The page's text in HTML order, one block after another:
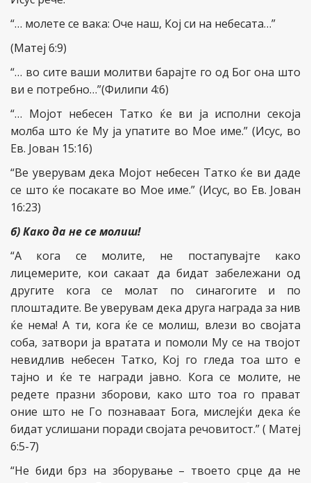
“… молете се вака: Оче наш, Кој си на небесата…”
(Матеј 6:9)
“… во сите ваши молитви барајте го од Бог она што
ви е потребно…”(Филипи 4:6)
“… Мојот небесен Татко ќе ви ја исполни секоја
молба што ќе Му ја упатите во Мое име.” (Исус, во
Ев. Јован 15:16)
“Ве уверувам дека Мојот небесен Татко ќе ви даде
се што ќе посакате во Мое име.” (Исус, во Ев. Јован
16:23)
б) Како да не се молиш!
“А кога се молите, не постапувајте како
лицемерите, кои сакаат да бидат забележани од
другите кога се молат по синагогите и по
плоштадите. Ве уверувам дека друга награда за нив
ќе нема! А ти, кога ќе се молиш, влези во својата
соба, затвори ја вратата и помоли Му се на твојот
невидлив небесен Татко, Кој го гледа тоа што е
тајно и ќе те награди јавно. Кога се молите, не
редете празни зборови, како што тоа го прават
оние што не Го познаваат Бога, мислејќи дека ќе
бидат услишани поради својата речовитост.” ( Матеј
6:5-7)
“Не биди брз на зборување – твоето срце да не